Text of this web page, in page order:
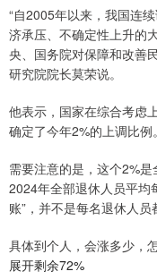
“自2005年以来，我国连
济承压、不确定性上升的
央、国务院对保障和改善
研究院院长莫荣说。
他表示，国家在综合考虑
确定了今年2%的上调比例。
需要注意的是，这个2%
2024年全部退休人员平均
账”，并不是每名退休人员
具体到个人，会涨多少，
展开剩余72%